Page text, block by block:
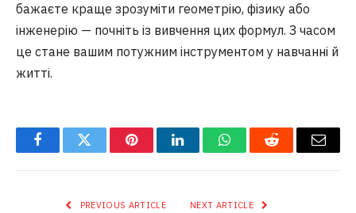
бажаєте краще зрозуміти геометрію, фізику або
інженерію — почніть із вивчення цих формул. З часом
це стане вашим потужним інструментом у навчанні й
житті.
FacebookTwitter PinterestLinkedInWhatsAppReddit Email
PREVIOUS ARTICLE NEXT ARTICLE